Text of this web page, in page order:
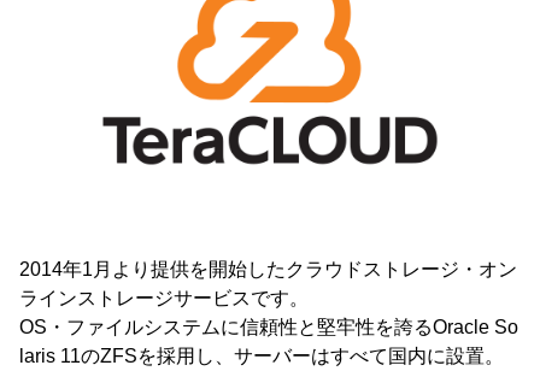
2014年1月より提供を開始したクラウドストレージ・オン
ラインストレージサービスです。
OS・ファイルシステムに信頼性と堅牢性を誇るOracle So
laris 11のZFSを採用し、サーバーはすべて国内に設置。